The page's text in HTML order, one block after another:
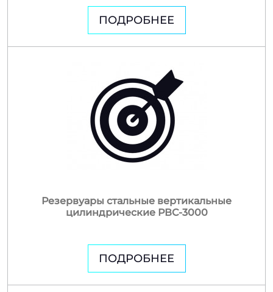
ПОДРОБНЕЕ
Резервуары стальные вертикальные
цилиндрические РВС-3000
ПОДРОБНЕЕ